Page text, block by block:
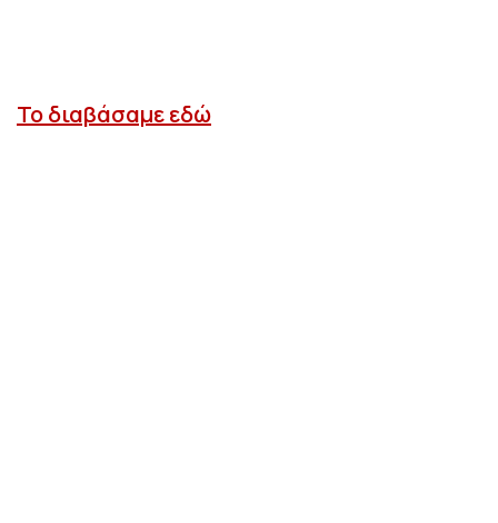
Το διαβάσαμε εδώ